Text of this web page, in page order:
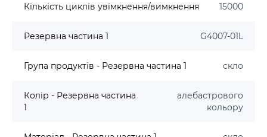
Кількість циклів увімкнення/вимкнення 15000
Резервна частина 1 G4007-01L
Група продуктів - Резервна частина 1 скло
Колір - Резервна частина
1
алебастрового
кольору